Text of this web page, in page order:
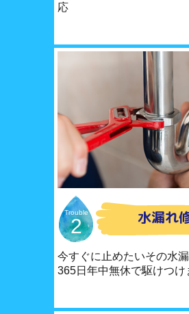
応
Trouble
2 水漏れ
今すぐに止めたいその水漏
365日年中無休で駆けつけ